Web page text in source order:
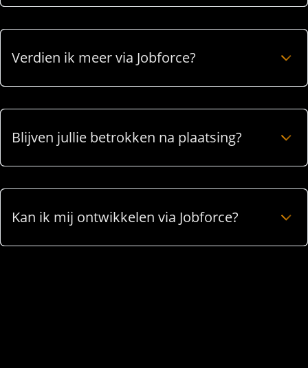
Verdien ik meer via Jobforce?
Blijven jullie betrokken na plaatsing?
Kan ik mij ontwikkelen via Jobforce?